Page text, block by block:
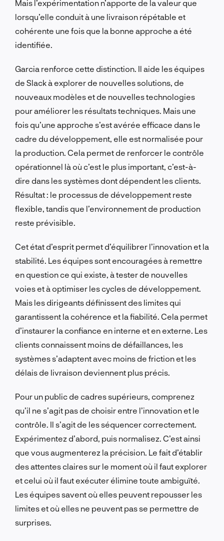
Mais l’expérimentation n’apporte de la valeur que
lorsqu’elle conduit à une livraison répétable et
cohérente une fois que la bonne approche a été
identifiée.
Garcia renforce cette distinction. Il aide les équipes
de Slack à explorer de nouvelles solutions, de
nouveaux modèles et de nouvelles technologies
pour améliorer les résultats techniques. Mais une
fois qu’une approche s’est avérée efficace dans le
cadre du développement, elle est normalisée pour
la production. Cela permet de renforcer le contrôle
opérationnel là où c’est le plus important, c’est-à-
dire dans les systèmes dont dépendent les clients.
Résultat : le processus de développement reste
flexible, tandis que l’environnement de production
reste prévisible.
Cet état d’esprit permet d’équilibrer l’innovation et la
stabilité. Les équipes sont encouragées à remettre
en question ce qui existe, à tester de nouvelles
voies et à optimiser les cycles de développement.
Mais les dirigeants définissent des limites qui
garantissent la cohérence et la fiabilité. Cela permet
d’instaurer la confiance en interne et en externe. Les
clients connaissent moins de défaillances, les
systèmes s’adaptent avec moins de friction et les
délais de livraison deviennent plus précis.
Pour un public de cadres supérieurs, comprenez
qu’il ne s’agit pas de choisir entre l’innovation et le
contrôle. Il s’agit de les séquencer correctement.
Expérimentez d’abord, puis normalisez. C’est ainsi
que vous augmenterez la précision. Le fait d’établir
des attentes claires sur le moment où il faut explorer
et celui où il faut exécuter élimine toute ambiguïté.
Les équipes savent où elles peuvent repousser les
limites et où elles ne peuvent pas se permettre de
surprises.